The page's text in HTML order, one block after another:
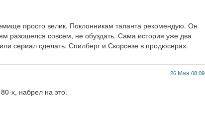
просто велик. Поклонникам таланта рекомендую. Он
разошелся совсем, не обуздать. Сама история уже два
сериал сделать. Спилберг и Скорсезе в продюсерах.
26 Мая 08:09
х, набрел на это: